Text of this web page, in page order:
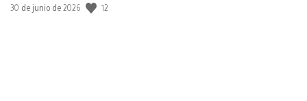
Fecha
30 de junio de 2026 12